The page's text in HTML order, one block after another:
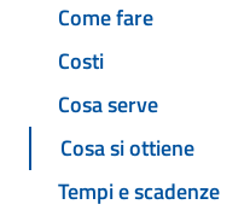
Come fare
Costi
Cosa serve
Cosa si ottiene
Tempi e scadenze